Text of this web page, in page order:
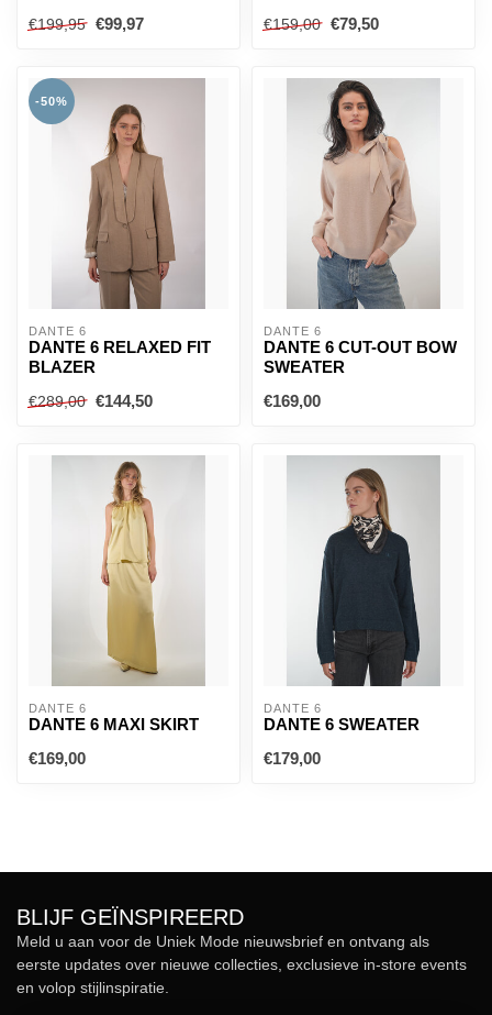
€199,95 €99,97 €159,00 €79,50
-50%
DANTE 6
DANTE 6 RELAXED FIT
BLAZER
€289,00 €144,50
DANTE 6
DANTE 6 CUT-OUT BOW
SWEATER
€169,00
DANTE 6
DANTE 6 MAXI SKIRT
€169,00
DANTE 6
DANTE 6 SWEATER
€179,00
BLIJF GEÏNSPIREERD
Meld u aan voor de Uniek Mode nieuwsbrief en ontvang als
eerste updates over nieuwe collecties, exclusieve in-store events
en volop stijlinspiratie.